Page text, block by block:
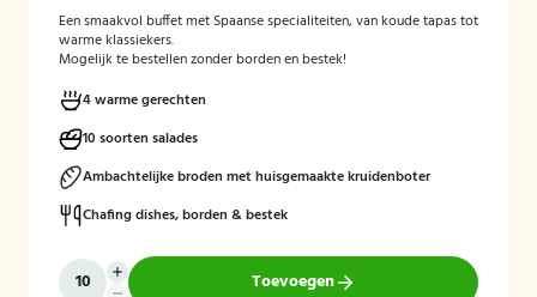
Een smaakvol buffet met Spaanse specialiteiten, van koude tapas tot
warme klassiekers.
Mogelijk te bestellen zonder borden en bestek!
4 warme gerechten
10 soorten salades
Ambachtelijke broden met huisgemaakte kruidenboter
Chafing dishes, borden & bestek
Toevoegen